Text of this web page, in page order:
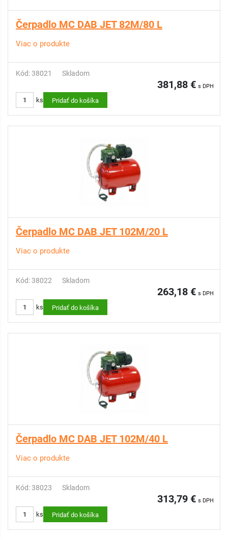
Čerpadlo MC DAB JET 82M/80 L
Viac o produkte
Kód: 38021 Skladom
381,88 € s DPH
ks Pridať do košíka
Čerpadlo MC DAB JET 102M/20 L
Viac o produkte
Kód: 38022 Skladom
263,18 € s DPH
ks Pridať do košíka
Čerpadlo MC DAB JET 102M/40 L
Viac o produkte
Kód: 38023 Skladom
313,79 € s DPH
ks Pridať do košíka